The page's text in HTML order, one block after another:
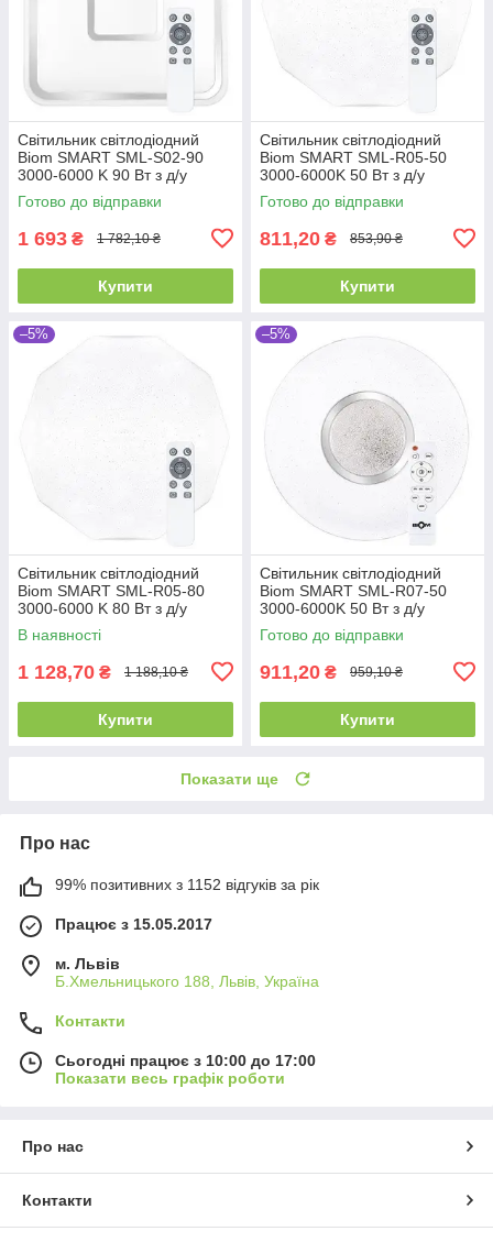
Світильник світлодіодний
Biom SMART SML-S02-90
3000-6000 K 90 Вт з д/у
Готово до відправки
1 693 ₴ 1 782,10 ₴
Купити
Світильник світлодіодний
Biom SMART SML-R05-50
3000-6000K 50 Вт з д/у
Готово до відправки
811,20 ₴ 853,90 ₴
Купити
–5%
Світильник світлодіодний
Biom SMART SML-R05-80
3000-6000 K 80 Вт з д/у
В наявності
1 128,70 ₴ 1 188,10 ₴
Купити
–5%
Світильник світлодіодний
Biom SMART SML-R07-50
3000-6000K 50 Вт з д/у
Готово до відправки
911,20 ₴ 959,10 ₴
Купити
Показати ще
Про нас
99% позитивних з 1152 відгуків за рік
Працює з 15.05.2017
м. Львів
Б.Хмельницького 188, Львів, Україна
Контакти
Сьогодні працює з 10:00 до 17:00
Показати весь графік роботи
Про нас
Контакти